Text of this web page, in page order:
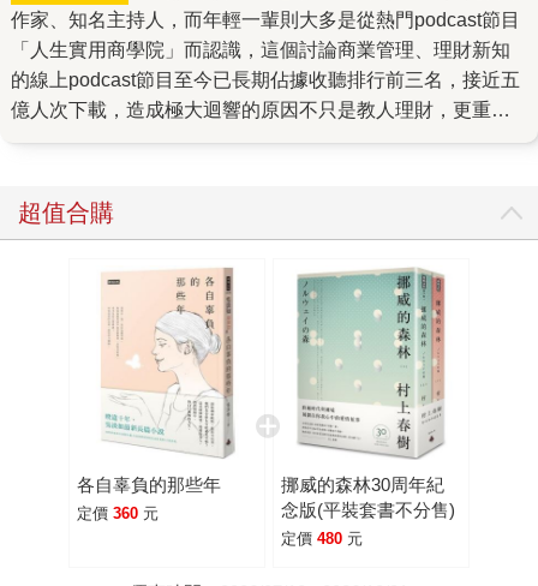
作家、知名主持人，而年輕一輩則大多是從熱門podcast節目
「人生實用商學院」而認識，這個討論商業管理、理財新知
的線上podcast節目至今已長期佔據收聽排行前三名，接近五
億人次下載，造成極大迴響的原因不只是教人理財，更重要
容掌握，但回到寫作這件事，她堅持如故，雖然出版頻率不
如年輕時一年出到4、5本的多，但依舊維持寫作習慣，因為
我擁有的第一個專長，而我也用各種面向的題材來磨練我自
己。」 不斷探索人生 將失敗化為成功的途徑 寫作的確是她
其中一項專長，聰明又好學，吳淡如還學過珠寶鑑定、品
酒、潛水、甚至還為了學理財、商業攻讀EMBA，如此廣泛學
習並非只是興趣，而是認為「人生只有活一次，我對於任何
讓我眼睛發光的東西，只要我有空，我都有興趣探索學
家，一路追求夢想、成就精彩的自己。 在別人眼中是光鮮亮
麗的人生勝利組，但吳淡如坦言，人也不是沒有經歷失敗。
超值合購
各自辜負的那些年
定價 360 元
挪威的森林30周年紀
念版(平裝套書不分售)
定價 480 元